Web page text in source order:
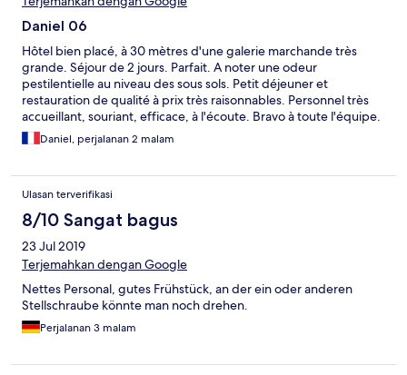
Daniel 06
Hôtel bien placé, à 30 mètres d'une galerie marchande très
grande. Séjour de 2 jours. Parfait. A noter une odeur
pestilentielle au niveau des sous sols. Petit déjeuner et
restauration de qualité à prix très raisonnables. Personnel très
accueillant, souriant, efficace, à l'écoute. Bravo à toute l'équipe.
Daniel, perjalanan 2 malam
Ulasan terverifikasi
8/10 Sangat bagus
23 Jul 2019
Terjemahkan dengan Google
Nettes Personal, gutes Frühstück, an der ein oder anderen
Stellschraube könnte man noch drehen.
Perjalanan 3 malam